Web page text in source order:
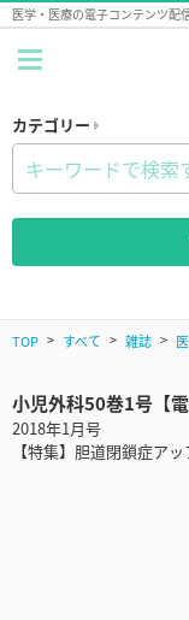
医学・医療の電子コンテンツ配
カテゴリー
TOP すべて 雑誌
小児外科50巻1号【電
2018年1月号
【特集】胆道閉鎖症ア